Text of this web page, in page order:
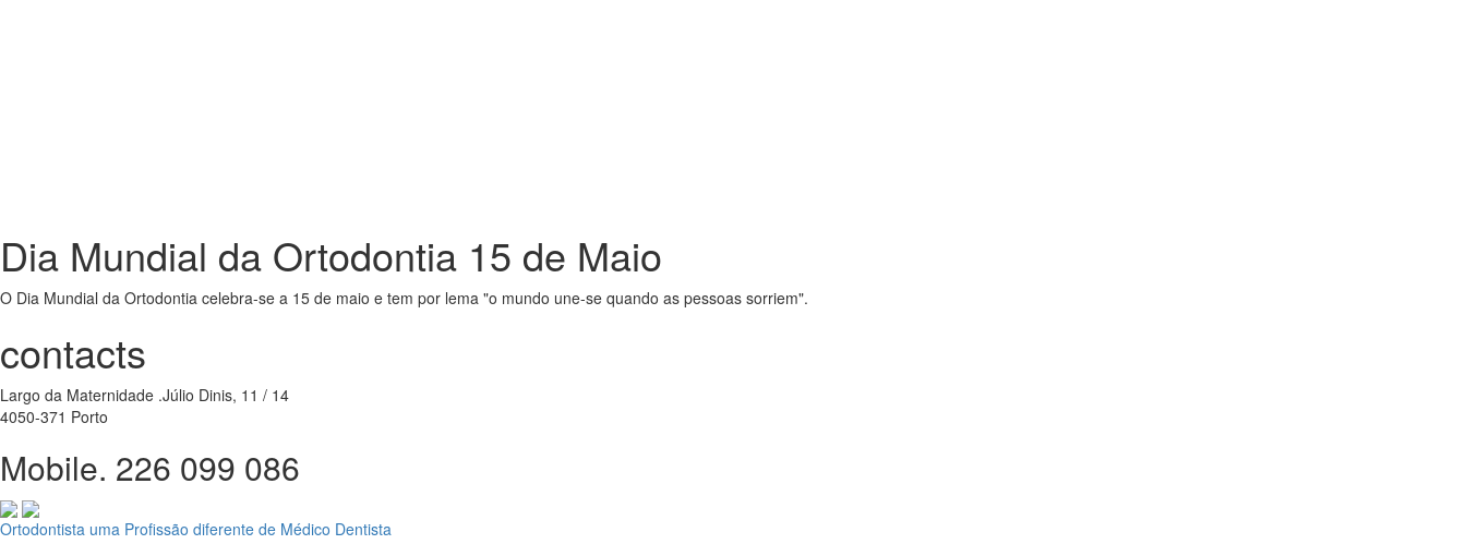
Dia Mundial da Ortodontia 15 de Maio
O Dia Mundial da Ortodontia celebra-se a 15 de maio e tem por lema "o mundo une-se quando as pessoas sorriem".
contacts
Largo da Maternidade .Júlio Dinis, 11 / 14
4050-371 Porto
Mobile. 226 099 086
Ortodontista uma Profissão diferente de Médico Dentista